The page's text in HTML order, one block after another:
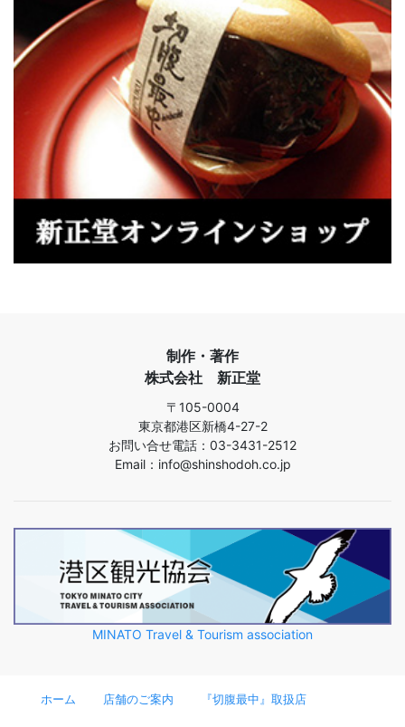
制作・著作
株式会社 新正堂
〒105-0004
東京都港区新橋4-27-2
お問い合せ電話：03-3431-2512
Email：info@shinshodoh.co.jp
MINATO Travel & Tourism association
ホーム 店舗のご案内 『切腹最中』取扱店